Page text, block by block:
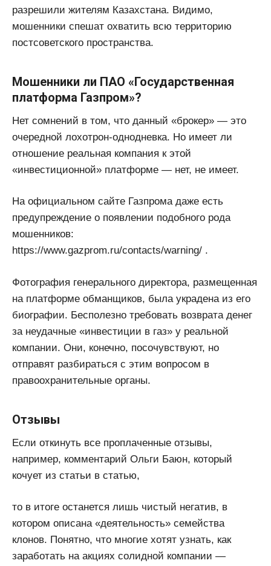
разрешили жителям Казахстана. Видимо,
мошенники спешат охватить всю территорию
постсоветского пространства.
Мошенники ли ПАО «Государственная
платформа Газпром»?
Нет сомнений в том, что данный «брокер» — это
очередной лохотрон-однодневка. Но имеет ли
отношение реальная компания к этой
«инвестиционной» платформе — нет, не имеет.
На официальном сайте Газпрома даже есть
предупреждение о появлении подобного рода
мошенников:
https://www.gazprom.ru/contacts/warning/ .
Фотография генерального директора, размещенная
на платформе обманщиков, была украдена из его
биографии. Бесполезно требовать возврата денег
за неудачные «инвестиции в газ» у реальной
компании. Они, конечно, посочувствуют, но
отправят разбираться с этим вопросом в
правоохранительные органы.
Отзывы
Если откинуть все проплаченные отзывы,
например, комментарий Ольги Баюн, который
кочует из статьи в статью,
то в итоге останется лишь чистый негатив, в
котором описана «деятельность» семейства
клонов. Понятно, что многие хотят узнать, как
заработать на акциях солидной компании —